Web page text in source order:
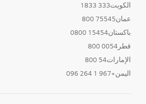
الكويت333 1833
عمان75545 800
باكستان15454 0800
قطر0054 800
الإمارات54 800
اليمن+967 1 264 096